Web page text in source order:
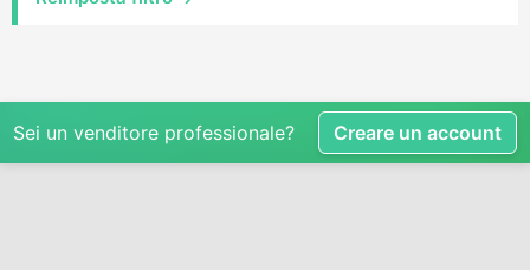
Sei un venditore professionale? Creare un account